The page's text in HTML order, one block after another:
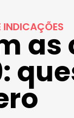
INDICAÇÕES